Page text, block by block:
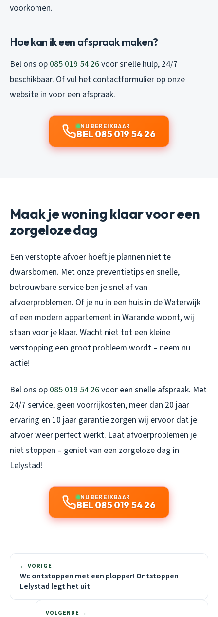
voorkomen.
Hoe kan ik een afspraak maken?
Bel ons op 085 019 54 26voor snelle hulp, 24/7
beschikbaar. Of vul het contactformulier op onze
website in voor een afspraak.
NU BEREIKBAAR
BEL 085 019 54 26
Maak je woning klaar voor een
zorgeloze dag
Een verstopte afvoer hoeft je plannen niet te
dwarsbomen. Met onze preventietips en snelle,
betrouwbare service ben je snel af van
afvoerproblemen. Of je nu in een huis in de Waterwijk
of een modern appartement in Warande woont, wij
staan voor je klaar. Wacht niet tot een kleine
verstopping een groot probleem wordt – neem nu
actie!
Bel ons op 085 019 54 26voor een snelle afspraak. Met
24/7 service, geen voorrijkosten, meer dan 20 jaar
ervaring en 10 jaar garantie zorgen wij ervoor dat je
afvoer weer perfect werkt. Laat afvoerproblemen je
niet stoppen – geniet van een zorgeloze dag in
Lelystad!
NU BEREIKBAAR
BEL 085 019 54 26
← VORIGE
Wc ontstoppen met een plopper! Ontstoppen
Lelystad legt het uit!
VOLGENDE →